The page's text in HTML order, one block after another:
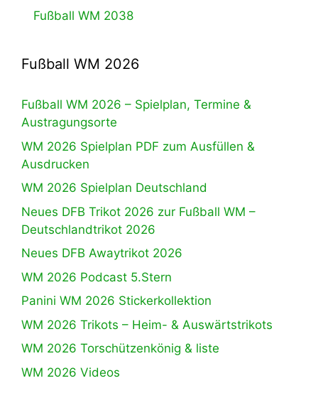
Fußball WM 2038
Fußball WM 2026
Fußball WM 2026 – Spielplan, Termine &
Austragungsorte
WM 2026 Spielplan PDF zum Ausfüllen &
Ausdrucken
WM 2026 Spielplan Deutschland
Neues DFB Trikot 2026 zur Fußball WM –
Deutschlandtrikot 2026
Neues DFB Awaytrikot 2026
WM 2026 Podcast 5.Stern
Panini WM 2026 Stickerkollektion
WM 2026 Trikots – Heim- & Auswärtstrikots
WM 2026 Torschützenkönig & liste
WM 2026 Videos